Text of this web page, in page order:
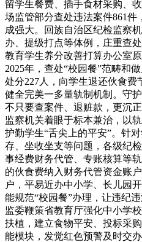
留学生餐费、插手食材采购、
场监管部分查处违法案件861件
成强大。回族自治区纪检监察
办、提级打点等体例，庄重查
教育学生养分改善打算办公室
2025年，查处“校园餐”范畴和
处分227人，向学生退还伙食费
健全完美一多量轨制机制。守
不只要查案件、退赃款，更沉
监察机关着眼于标本兼治，以
护勤学生“舌尖上的平安”。针
存、坐收坐支等问题，各级纪
事经费财务代管、专账核算等
的伙食费纳入财务代管资金账
户，平易近办中小学、长儿园
能规范“校园餐”办理，让违纪
监委鞭策省教育厅强化中小学
扶植，建立食物平安、投标采
能模块，发觉红色预警及时交